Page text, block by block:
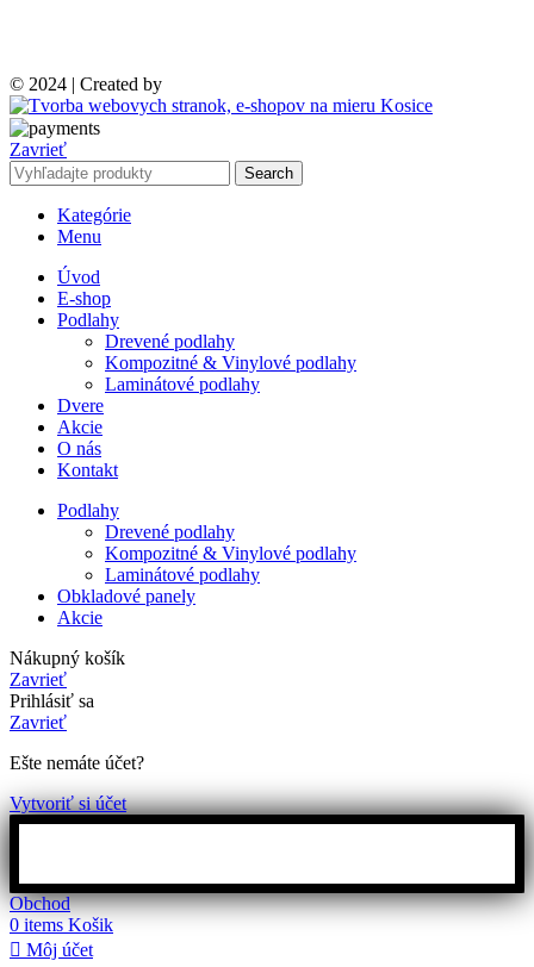
© 2024 | Created by
Zavrieť
Search
Kategórie
Menu
Úvod
E-shop
Podlahy
Drevené podlahy
Kompozitné & Vinylové podlahy
Laminátové podlahy
Dvere
Akcie
O nás
Kontakt
Podlahy
Drevené podlahy
Kompozitné & Vinylové podlahy
Laminátové podlahy
Obkladové panely
Akcie
Nákupný košík
Zavrieť
Prihlásiť sa
Zavrieť
Ešte nemáte účet?
Vytvoriť si účet
Obchod
0 items Košik
Môj účet